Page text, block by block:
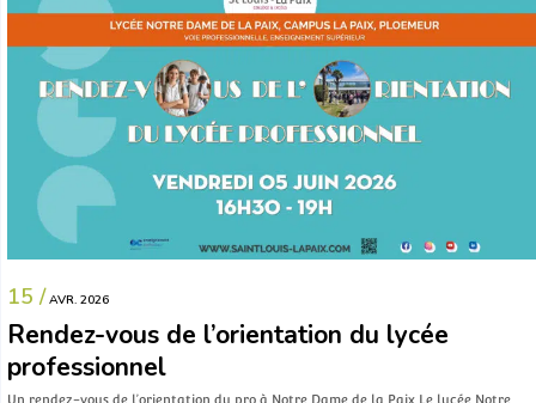
15 / AVR. 2026
Rendez-vous de l’orientation du lycée
professionnel
Un rendez-vous de l’orientation du pro à Notre Dame de la Paix Le lycée Notre